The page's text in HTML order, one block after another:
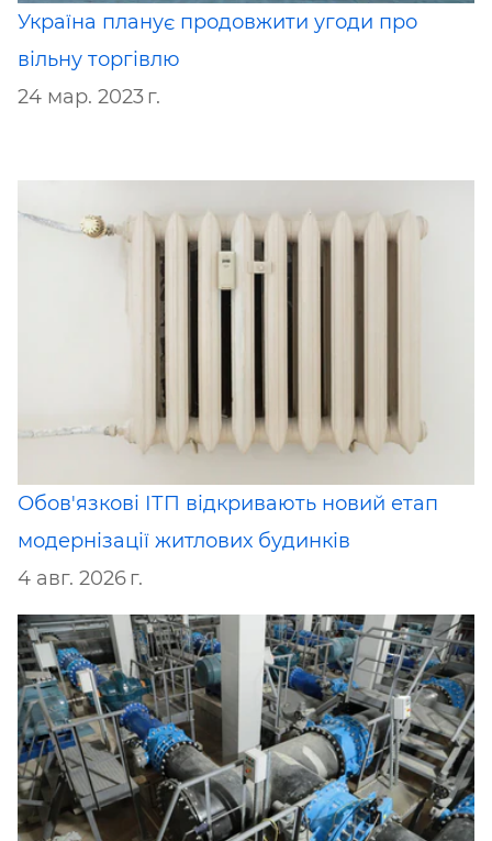
Україна планує продовжити угоди про
вільну торгівлю
24 мар. 2023 г.
Обов'язкові ІТП відкривають новий етап
модернізації житлових будинків
4 авг. 2026 г.